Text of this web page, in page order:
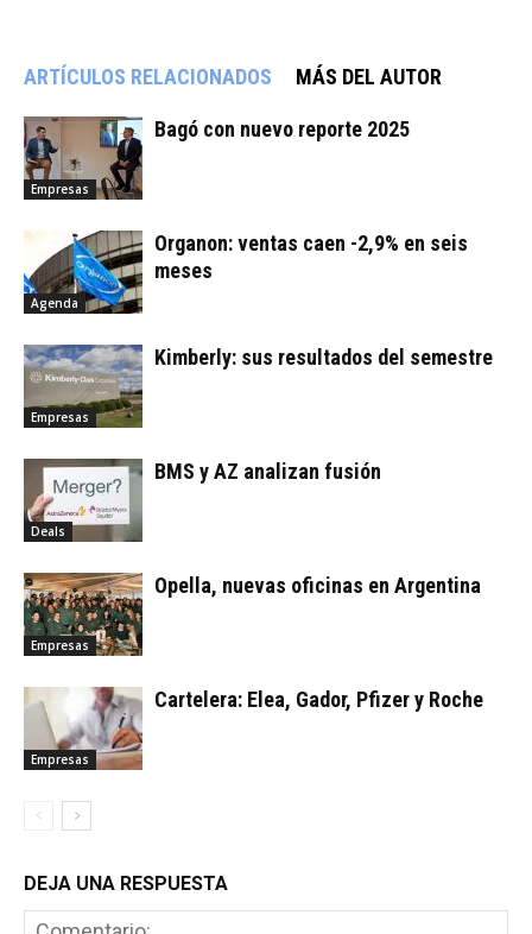
ARTÍCULOS RELACIONADOS MÁS DEL AUTOR
Empresas
Bagó con nuevo reporte 2025
Agenda
Organon: ventas caen -2,9% en seis
meses
Empresas
Kimberly: sus resultados del semestre
Deals
BMS y AZ analizan fusión
Empresas
Opella, nuevas oficinas en Argentina
Empresas
Cartelera: Elea, Gador, Pfizer y Roche
DEJA UNA RESPUESTA